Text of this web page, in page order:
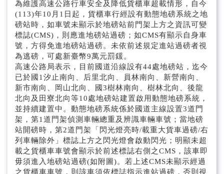
為維護高速公路行車安全及降低貨櫃車超載情形，自今
(113)年10月1日起，貨櫃車行經設有動態地磅系統之地
磅站時，如車號未顯示於地磅站前門架上方之資訊可變
標誌(CMS)，則應進地磅站過磅；如CMS有顯示自身車
號，方得免進地磅站過磅。未依前述規定進站過磅者視
為逃磅，可處新臺幣9萬元罰鍰。
高速公路局表示，目前國道沿線設有44處地磅站，迄今
已於國1汐止南向、后里北向、員林南向、新營南向、
新市南向、岡山北向、國3樹林南向、樹林北向、後龍
北向及田寮北向等10處地磅站建置啟用動態地磅系統，
並持續建置中。動態地磅系統係於國道主線設置3道門
架，第1道門架偵測車輛總重及辨識車輛車號；當地磅
站開磅時，第2道門架「閃光燈亮時/載重大貨車過磅/右
列車輛除外」標誌上方之閃光燈會啟動閃光；明顯未超
載之貨櫃車車號會顯示於前述標誌右側之CMS，該車即
毋須進入地磅站過磅(如附圖)。若上述CMS未顯示經過
之貨櫃車車號，則該車須依標誌指示進站過磅，否則視